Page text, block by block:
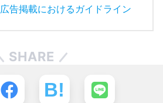
告掲載におけるガイドライン
SHARE